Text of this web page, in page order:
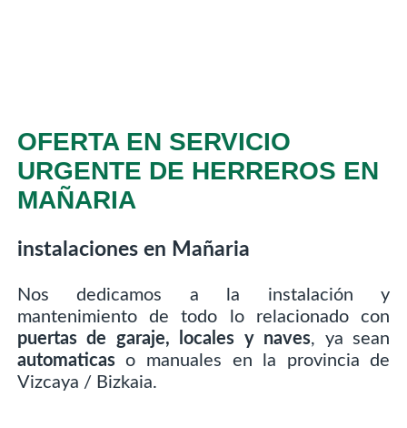
OFERTA EN SERVICIO
URGENTE DE HERREROS EN
MAÑARIA
instalaciones en Mañaria
Nos dedicamos a la instalación y
mantenimiento de todo lo relacionado con
puertas de garaje, locales y naves, ya sean
automaticaso manuales en la provincia de
Vizcaya / Bizkaia.